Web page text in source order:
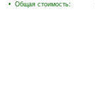
• Общая стоимость: